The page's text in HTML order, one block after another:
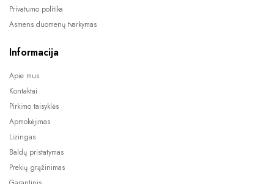
Privatumo politika
Asmens duomenų tvarkymas
Informacija
Apie mus
Kontaktai
Pirkimo taisyklės
Apmokėjimas
Lizingas
Baldų pristatymas
Prekių grąžinimas